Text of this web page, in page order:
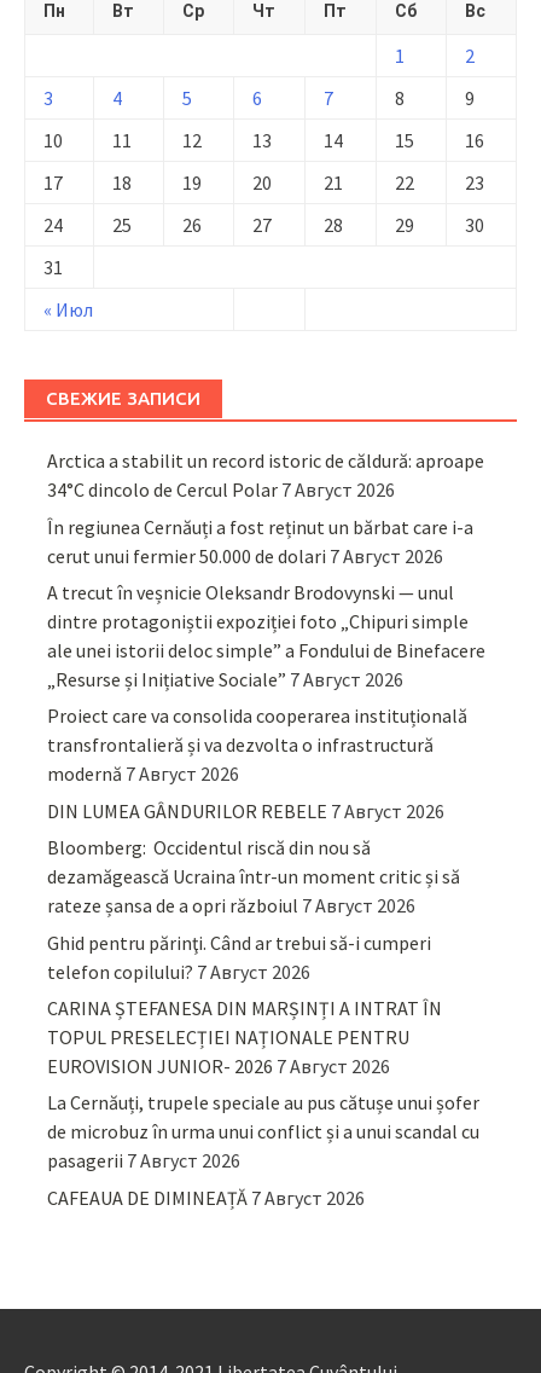
Пн Вт Ср Чт Пт Сб Вс
« Июл
1
2
3
4 5 6 7 8
9
10
11 12 13 14 15
16
17
18 19 20 21 22
23
24
25 26 27 28 29
30
31
СВЕЖИЕ ЗАПИСИ
Arctica a stabilit un record istoric de căldură: aproape
34°C dincolo de Cercul Polar 7 Август 2026
În regiunea Cernăuți a fost reținut un bărbat care i-a
cerut unui fermier 50.000 de dolari 7 Август 2026
A trecut în veșnicie Oleksandr Brodovynski — unul
dintre protagoniștii expoziției foto „Chipuri simple
ale unei istorii deloc simple” a Fondului de Binefacere
„Resurse și Inițiative Sociale” 7 Август 2026
Proiect care va consolida cooperarea instituțională
transfrontalieră și va dezvolta o infrastructură
modernă 7 Август 2026
DIN LUMEA GÂNDURILOR REBELE 7 Август 2026
Bloomberg: Occidentul riscă din nou să
dezamăgească Ucraina într-un moment critic și să
rateze șansa de a opri războiul 7 Август 2026
Ghid pentru părinţi. Când ar trebui să-i cumperi
telefon copilului? 7 Август 2026
CARINA ȘTEFANESA DIN MARȘINȚI A INTRAT ÎN
TOPUL PRESELECȚIEI NAȚIONALE PENTRU
EUROVISION JUNIOR- 2026 7 Август 2026
La Cernăuți, trupele speciale au pus cătușe unui șofer
de microbuz în urma unui conflict și a unui scandal cu
pasagerii 7 Август 2026
CAFEAUA DE DIMINEAȚĂ 7 Август 2026